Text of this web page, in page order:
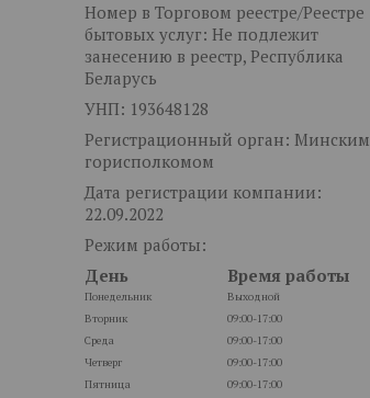
Номер в Торговом реестре/Реестре
бытовых услуг: Не подлежит
занесению в реестр, Республика
Беларусь
УНП: 193648128
Регистрационный орган: Минским
горисполкомом
Дата регистрации компании:
22.09.2022
Режим работы:
День
Время работы
Понедельник
Выходной
Вторник
09:00-17:00
Среда
09:00-17:00
Четверг
09:00-17:00
Пятница
09:00-17:00